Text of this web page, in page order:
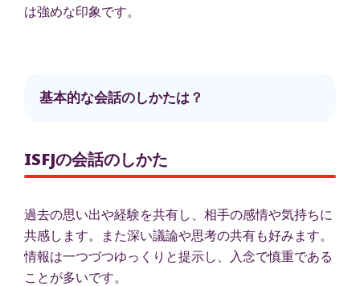
は強めな印象です。
基本的な会話のしかたは？
ISFJの会話のしかた
過去の思い出や経験を共有し、相手の感情や気持ちに
共感します。また深い議論や思考の共有も好みます。
情報は一つづつゆっくりと提示し、入念で慎重である
ことが多いです。